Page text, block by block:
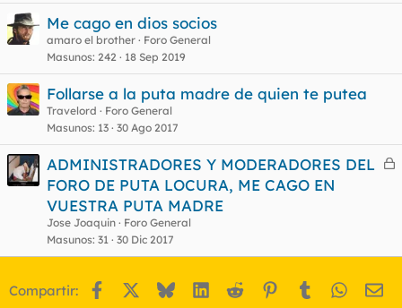
Me cago en dios socios
amaro el brother
Foro General
Masunos 242 18 Sep 2019
Follarse a la puta madre de quien te putea
Travelord
Foro General
Masunos 13 30 Ago 2017
C
d
ADMINISTRADORES Y MODERADORES DEL
FORO DE PUTA LOCURA, ME CAGO EN
VUESTRA PUTA MADRE
Jose Joaquin
Foro General
Masunos 31 30 Dic 2017
Compartir: Facebook BlueskyLinkedIn
Reddit Pinterest
Tumblr